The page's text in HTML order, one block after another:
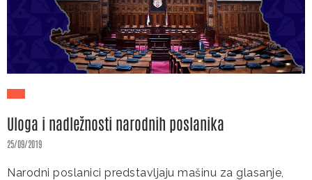
Uloga i nadležnosti narodnih poslanika
25/09/2019
Narodni poslanici predstavljaju mašinu za glasanje,